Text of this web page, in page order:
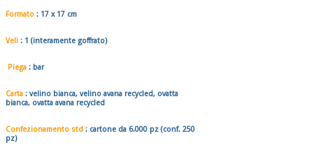
Formato : 17 x 17 cm
Veli : 1 (interamente goffrato)
Piega : bar
Carta : velino bianca, velino avana recycled, ovatta
bianca, ovatta avana recycled
Confezionamento std : cartone da 6.000 pz (conf. 250
pz)